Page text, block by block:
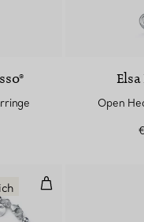
Open
Kugelarmband